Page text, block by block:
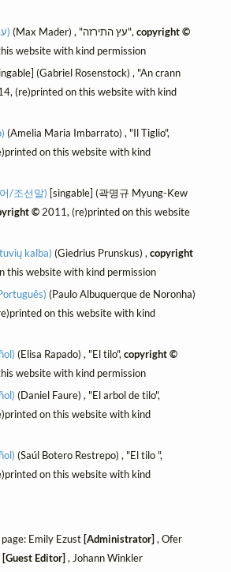
Hebrew (עברית) (Max Mader) , "עץ התירזה",copyright ©
website with kind permission
(Gabriel Rosenstock) , "An crann
(re)printed on this website with kind
(Amelia Maria Imbarrato) , "Il Tiglio",
on this website with kind
/조선말) [singable] (곽명규 Myung-Kew
©2011, (re)printed on this website
kalba) (Giedrius Prunskus) ,copyright
this website with kind permission
(Paulo Albuquerque de Noronha)
on this website with kind
(Elisa Rapado) , "El tilo",copyright ©
website with kind permission
(Daniel Faure) , "El arbol de tilo",
on this website with kind
(Saúl Botero Restrepo) , "El tilo ",
on this website with kind
Emily Ezust [Administrator] , Ofer
[Guest Editor] , Johann Winkler